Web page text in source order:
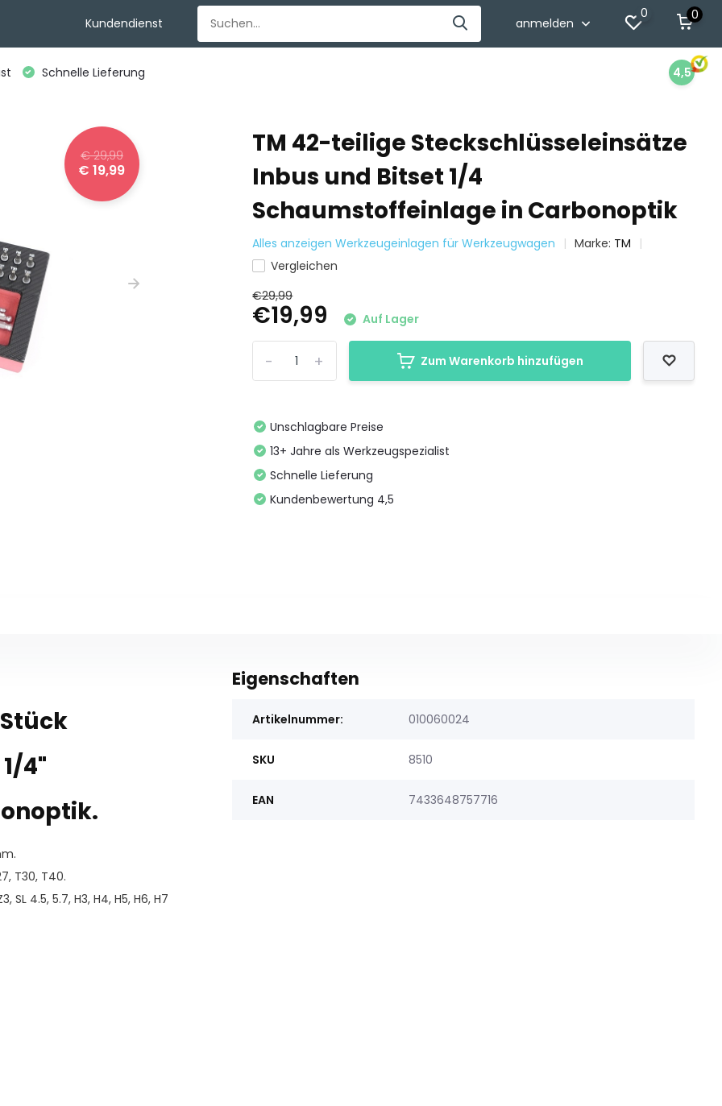
Kundendienst anmelden
0 0
Schnelle Lieferung 4,5
€ 29,99
€ 19,99
TM 42-teilige Steckschlüsseleinsätze
Inbus und Bitset 1/4
Schaumstoffeinlage in Carbonoptik
Alles anzeigen Werkzeugeinlagen für Werkzeugwagen Marke: TM
Vergleichen
€29,99
€19,99 Auf Lager
+
- Zum Warenkorb hinzufügen
Unschlagbare Preise
13+ Jahre als Werkzeugspezialist
Schnelle Lieferung
Kundenbewertung 4,5
4"
T30, T40.
SL 4.5, 5.7, H3, H4, H5, H6, H7
Eigenschaften
Artikelnummer: 010060024
SKU 8510
EAN 7433648757716